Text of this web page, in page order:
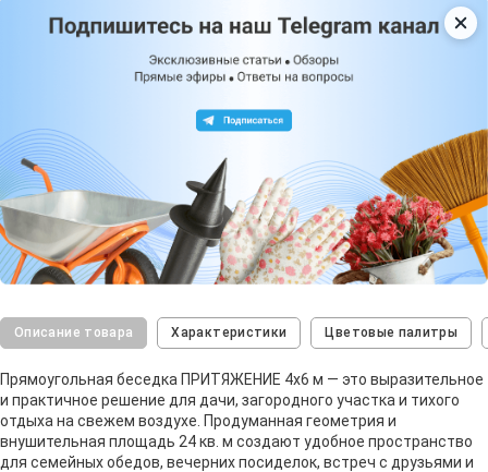
Описание товара Характеристики Цветовые палитры
Прямоугольная беседка ПРИТЯЖЕНИЕ 4х6 м — это выразительное
и практичное решение для дачи, загородного участка и тихого
отдыха на свежем воздухе. Продуманная геометрия и
внушительная площадь 24 кв. м создают удобное пространство
для семейных обедов, вечерних посиделок, встреч с друзьями и